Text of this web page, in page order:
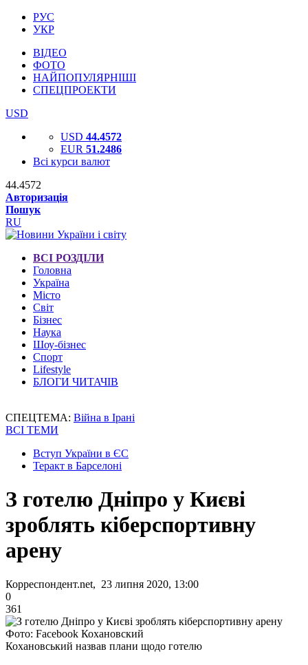
РУС
УКР
ВІДЕО
ФОТО
НАЙПОПУЛЯРНІШІ
СПЕЦПРОЕКТИ
USD
USD 44.4572
EUR 51.2486
Всі курси валют
44.4572
Авторизація
Пошук
RU
ВСІ РОЗДІЛИ
Головна
Україна
Місто
Світ
Бізнес
Наука
Шоу-бізнес
Спорт
Lifestyle
БЛОГИ ЧИТАЧІВ
СПЕЦТЕМА: Війна в Ірані
ВСІ ТЕМИ
Вступ України в ЄС
Теракт в Барселоні
З готелю Дніпро у Києві
зроблять кіберспортивну
арену
Корреспондент.net, 23 липня 2020, 13:00
0
361
Фото: Facebook Кохановский
Кохановський назвав плани щодо готелю